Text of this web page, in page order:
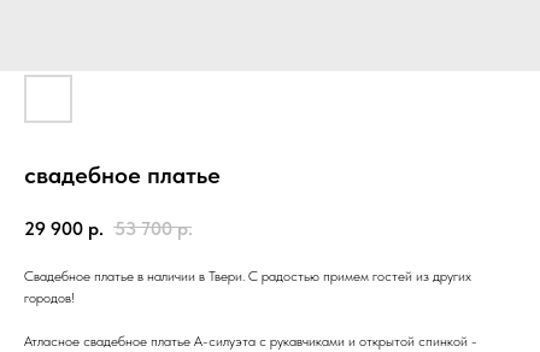
свадебное платье
29 900 р. 53 700 р.
Свадебное платье в наличии в Твери. С радостью примем гостей из других
городов!
Атласное свадебное платье А-силуэта с рукавчиками и открытой спинкой -